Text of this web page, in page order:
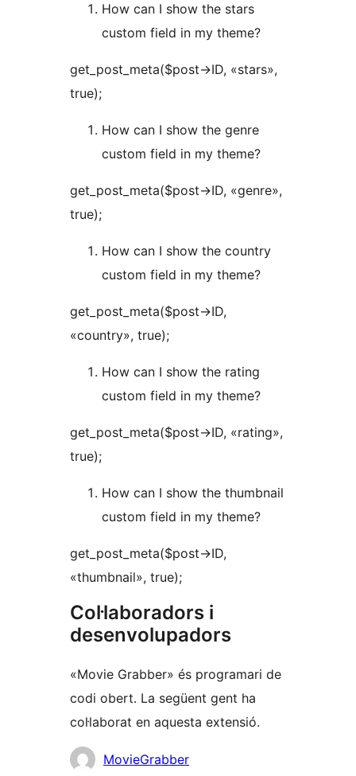
How can I show the stars
custom field in my theme?
get_post_meta($post->ID, «stars»,
true);
How can I show the genre
custom field in my theme?
get_post_meta($post->ID, «genre»,
true);
How can I show the country
custom field in my theme?
get_post_meta($post->ID,
«country», true);
How can I show the rating
custom field in my theme?
get_post_meta($post->ID, «rating»,
true);
How can I show the thumbnail
custom field in my theme?
get_post_meta($post->ID,
«thumbnail», true);
Col·laboradors i
desenvolupadors
«Movie Grabber» és programari de
codi obert. La següent gent ha
col·laborat en aquesta extensió.
Col·laboradors
MovieGrabber